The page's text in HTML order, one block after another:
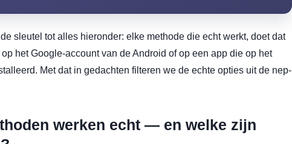
sleutel tot alles hieronder: elke methode die echt werkt, doet dat
het Google-account van de Android of op een app die op het
Met dat in gedachten filteren we de echte opties uit de nep-
werken echt — en welke zijn